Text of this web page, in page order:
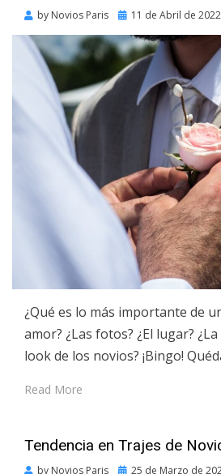
by Novios Paris
Posted
11 de Abril de 2022
¿Qué es lo más importante de
amor? ¿Las fotos? ¿El lugar?
look de los novios? ¡Bingo!
Read More
Tendencia en Trajes de
by Novios Paris Posted
25 de Marzo de